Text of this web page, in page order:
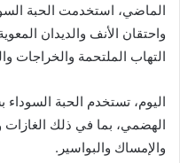
الماضي، استخدمت الحبة
واحتقان الأنف والديدان
التهاب الملتحمة والخراجات
اليوم، تستخدم الحبة
الهضمي، بما في ذلك الغازات
والإمساك والبواسير.